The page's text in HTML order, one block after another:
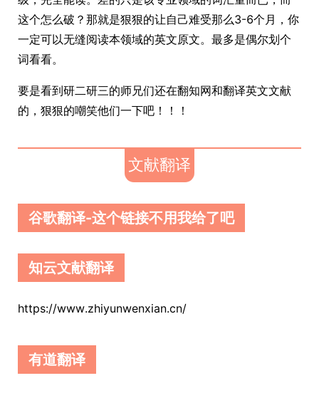
这个怎么破？那就是狠狠的让自己难受那么3-6个月，你
一定可以无缝阅读本领域的英文原文。最多是偶尔划个
词看看。
要是看到研二研三的师兄们还在翻知网和翻译英文文献
的，狠狠的嘲笑他们一下吧！！！
文献翻译
谷歌翻译-这个链接不用我给了吧
知云文献翻译
https://www.zhiyunwenxian.cn/
有道翻译